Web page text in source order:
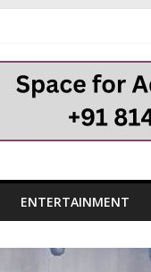
ENTERTAINMENT